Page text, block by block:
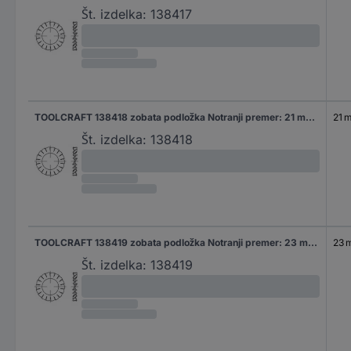
Št. izdelka: 138417
TOOLCRAFT 138418 zobata podložka Notranji premer: 21 mm DIN 6798 vzmetno jeklo 100 kos
Št. izdelka: 138418
21
TOOLCRAFT 138419 zobata podložka Notranji premer: 23 mm DIN 6798 vzmetno jeklo 100 kos
Št. izdelka: 138419
23